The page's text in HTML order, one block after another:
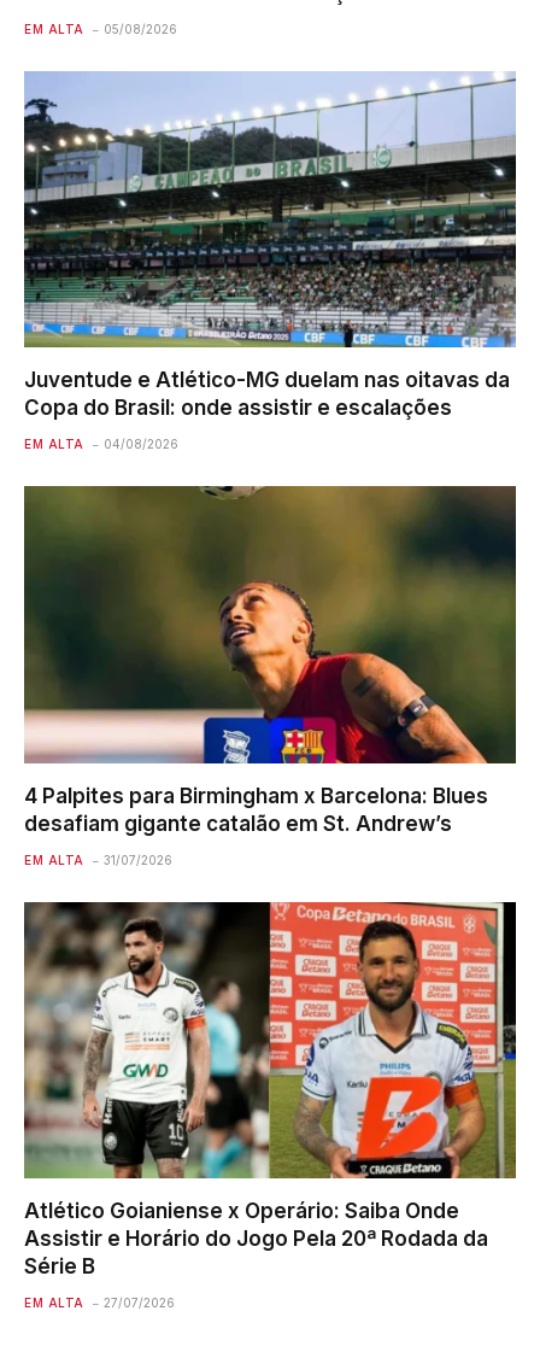
EM ALTA 05/08/2026
Juventude e Atlético-MG duelam nas oitavas da
Copa do Brasil: onde assistir e escalações
EM ALTA 04/08/2026
4 Palpites para Birmingham x Barcelona: Blues
desafiam gigante catalão em St. Andrew’s
EM ALTA 31/07/2026
Atlético Goianiense x Operário: Saiba Onde
Assistir e Horário do Jogo Pela 20ª Rodada da
Série B
EM ALTA 27/07/2026